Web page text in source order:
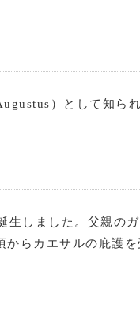
）として知ら
生しました。父親の
らカエサルの庇護